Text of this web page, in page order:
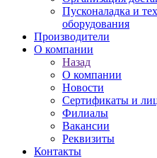
Пусконаладка и
оборудования
Производители
О компании
Назад
О компании
Новости
Сертификаты и
Филиалы
Вакансии
Реквизиты
Контакты